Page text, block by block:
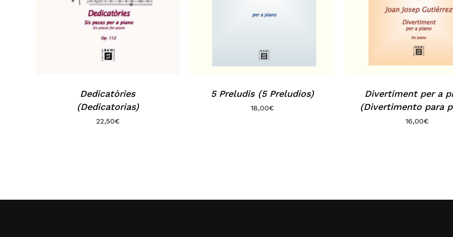
Dedicatòries
(Dedicatorias)
22,50€
5 Preludis (5 Preludios)
18,00€
Divertiment per a
(Divertimento para
16,00€